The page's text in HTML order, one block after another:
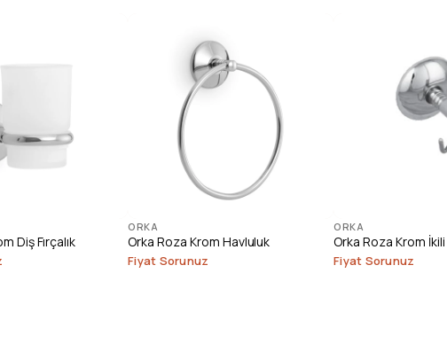
Diş Fırçalık
ORKA
Orka Roza Krom Havluluk
Fiyat Sorunuz
ORKA
Orka Roza Krom İkili
Fiyat Sorunuz